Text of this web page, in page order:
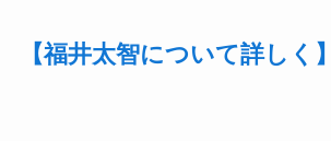
【福井太智について詳しく】